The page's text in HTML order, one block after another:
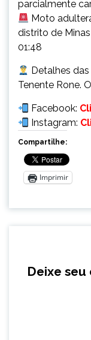
parcialmente
Moto
distrito de
01:48
Detalhes
Tenente Rone.
Facebook:
Instagram:
Compartilhe:
Imprimir
Deixe